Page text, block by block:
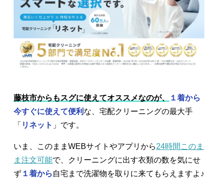
藤枝市からもスグに使えてオススメなのが、
１着から
今すぐに使えて便利 な、宅配クリーニングの最大手
「 リネット 」です。
いま、このままWEBサイトやアプリから24時間このま
ま注文可能で、クリーニングに出す衣類の数を気にせ
ず １着から 自宅まで洗濯物を取りに来てもらえますよ♪